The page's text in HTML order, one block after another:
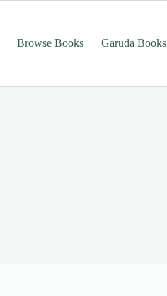
Browse Books Garuda Books